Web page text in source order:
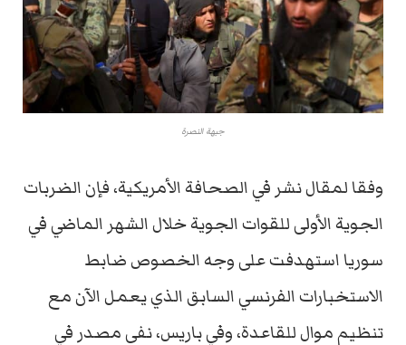
جبهة النصرة
وفقا لمقال نشر في الصحافة الأمريكية، فإن الضربات
الجوية الأولى للقوات الجوية خلال الشهر الماضي في
سوريا استهدفت على وجه الخصوص ضابط
الاستخبارات الفرنسي السابق الذي يعمل الآن مع
تنظيم موال للقاعدة، وفي باريس، نفى مصدر في